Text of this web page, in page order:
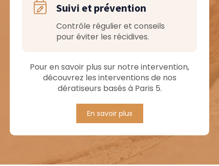
Suivi et prévention
Contrôle régulier et conseils
pour éviter les récidives.
Pour en savoir plus sur notre intervention,
découvrez les interventions de nos
dératiseurs basés à Paris 5.
En savoir plus